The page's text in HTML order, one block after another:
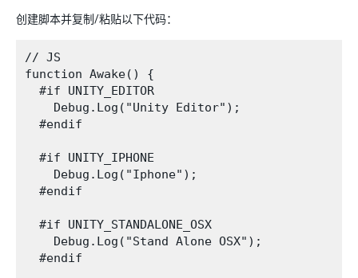
创建脚本并复制/粘贴以下代码：
// JS
function Awake() {
  #if UNITY_EDITOR
    Debug.Log("Unity Editor");
  #endif
  #if UNITY_IPHONE
    Debug.Log("Iphone");
  #endif
  #if UNITY_STANDALONE_OSX
    Debug.Log("Stand Alone OSX");
  #endif